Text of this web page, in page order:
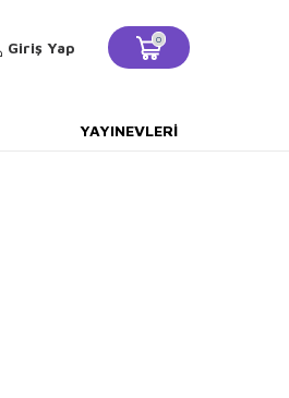
Giriş Yap 0
YAYINEVLERI